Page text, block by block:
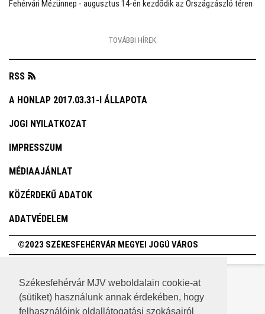
Székesfehérvár MJV weboldalain cookie-at
(sütiket) használunk annak érdekében, hogy
felhasználóink oldallátogatási szokásairól
Fehérvári Mézünnep - augusztus 14-én kezdődik az Országzászló téren
TOVÁBBI HÍREK
RSS
A HONLAP 2017.03.31-I ÁLLAPOTA
JOGI NYILATKOZAT
IMPRESSZUM
MÉDIAAJÁNLAT
KÖZÉRDEKŰ ADATOK
ADATVÉDELEM
©2023 SZÉKESFEHÉRVÁR MEGYEI JOGÚ VÁROS